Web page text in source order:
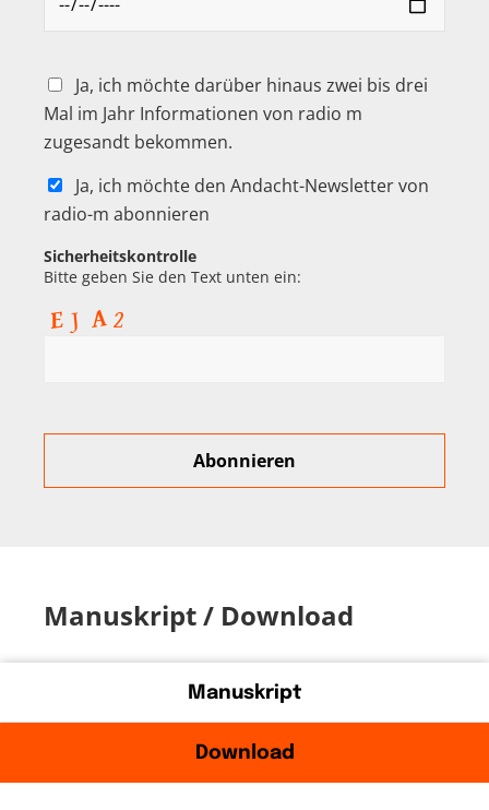
Ja, ich möchte darüber hinaus zwei bis drei
Mal im Jahr Informationen von radio m
zugesandt bekommen.
Ja, ich möchte den Andacht-Newsletter von
radio-m abonnieren
Sicherheitskontrolle
Bitte geben Sie den Text unten ein:
Manuskript / Download
Manuskript
Download